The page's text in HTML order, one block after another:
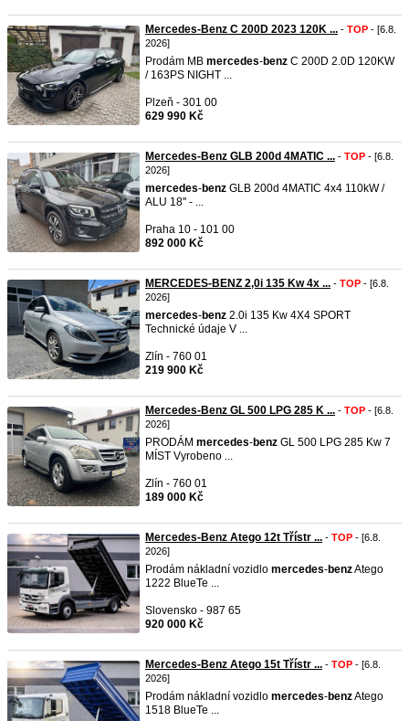
Mercedes-Benz C 200D 2023 120K ... - TOP - [6.8.
2026]
Prodám MB mercedes-benz C 200D 2.0D 120KW
/ 163PS NIGHT ...
Plzeň - 301 00
629 990 Kč
Mercedes-Benz GLB 200d 4MATIC ... - TOP - [6.8.
2026]
mercedes-benz GLB 200d 4MATIC 4x4 110kW /
ALU 18'' - ...
Praha 10 - 101 00
892 000 Kč
MERCEDES-BENZ 2,0i 135 Kw 4x ... - TOP - [6.8.
2026]
mercedes-benz 2.0i 135 Kw 4X4 SPORT
Technické údaje V ...
Zlín - 760 01
219 900 Kč
Mercedes-Benz GL 500 LPG 285 K ... - TOP - [6.8.
2026]
PRODÁM mercedes-benz GL 500 LPG 285 Kw 7
MÍST Vyrobeno ...
Zlín - 760 01
189 000 Kč
Mercedes-Benz Atego 12t Třístr ... - TOP - [6.8.
2026]
Prodám nákladní vozidlo mercedes-benzAtego
1222 BlueTe ...
Slovensko - 987 65
920 000 Kč
Mercedes-Benz Atego 15t Třístr ... - TOP - [6.8.
2026]
Prodám nákladní vozidlo mercedes-benzAtego
1518 BlueTe ...